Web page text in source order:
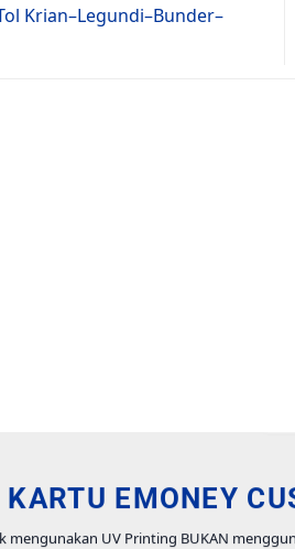
Krian–Legundi–Bunder–
KARTU EMONEY
mengunakan UV Printing BUKAN